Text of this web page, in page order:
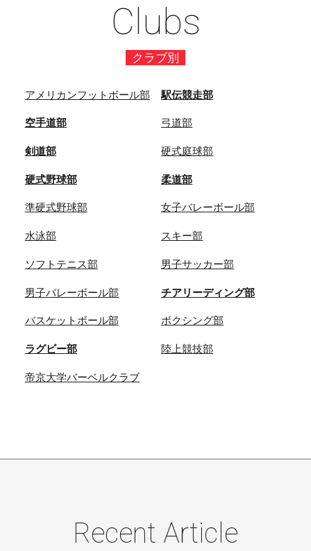
Clubs
クラブ別
アメリカンフットボール部 駅伝競走部
空手道部 弓道部
剣道部 硬式庭球部
硬式野球部 柔道部
準硬式野球部 女子バレーボール部
水泳部 スキー部
ソフトテニス部 男子サッカー部
男子バレーボール部 チアリーディング部
バスケットボール部 ボクシング部
ラグビー部 陸上競技部
帝京大学バーベルクラブ
Recent Article